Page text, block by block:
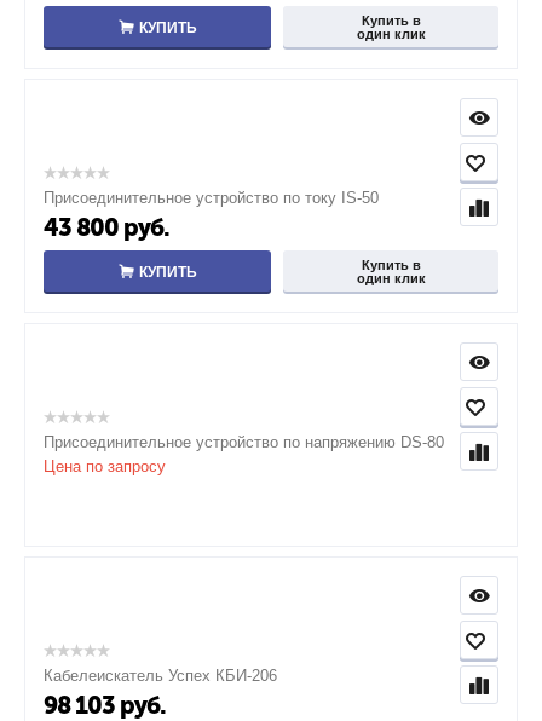
КУПИТЬ
Купить в
один клик
Присоединительное устройство по току IS-50
43 800 руб.
КУПИТЬ
Купить в
один клик
Присоединительное устройство по напряжению DS-80
Цена по запросу
Кабелеискатель Успех КБИ-206
98 103 руб.